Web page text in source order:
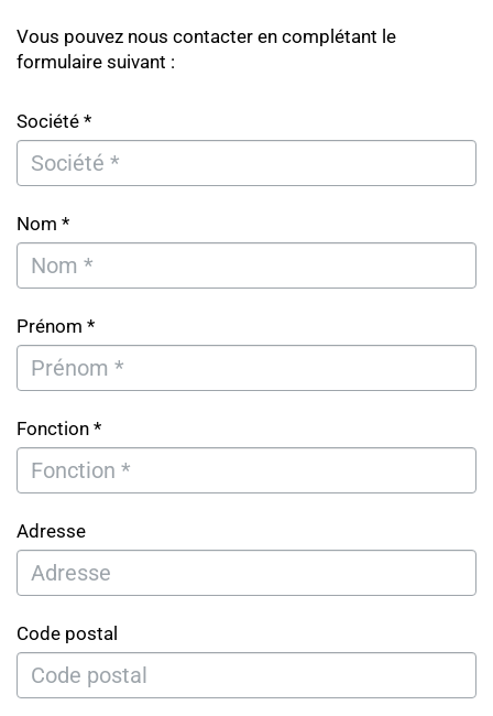
Vous pouvez nous contacter en complétant le
formulaire suivant :
Société *
Nom *
Prénom *
Fonction *
Adresse
Code postal